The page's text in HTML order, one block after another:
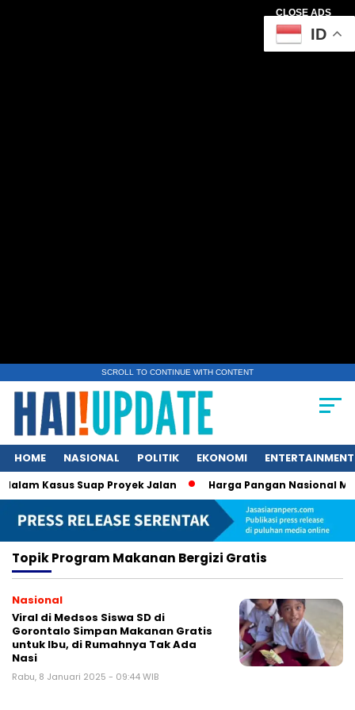
CLOSE ADS
SCROLL TO CONTINUE WITH CONTENT
HOME NASIONAL POLITIK EKONOMI ENTERTAINMENT
Kasus Suap Proyek Jalan Harga Pangan Nasional
TopikProgram Makanan Bergizi Gratis
Nasional
Viral di Medsos Siswa SD di
Gorontalo Simpan Makanan Gratis
untuk Ibu, di Rumahnya Tak Ada
Nasi
Rabu, 8 Januari 2025 - 09:44 WIB
ID